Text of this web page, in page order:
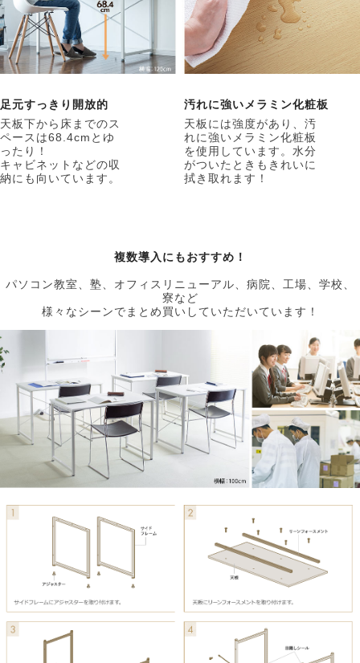
足元すっきり開放的
天板下から床までのス
ペースは68.4cmとゆ
ったり！
キャビネットなどの収
納にも向いています。
汚れに強いメラミン化粧板
天板には強度があり、汚
れに強いメラミン化粧板
を使用しています。水分
がついたときもきれいに
拭き取れます！
複数導入にもおすすめ！
パソコン教室、塾、オフィスリニューアル、病院、工場、学校、
寮など
様々なシーンでまとめ買いしていただいています！